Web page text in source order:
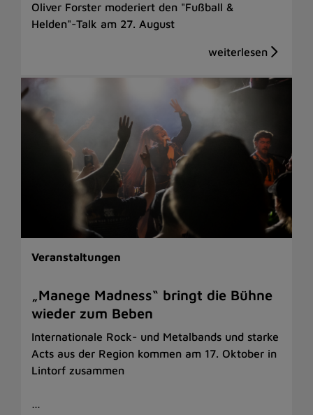
Oliver Forster moderiert den "Fußball &
Helden"-Talk am 27. August
Veranstaltungen
„Manege Madness“ bringt die Bühne
wieder zum Beben
Internationale Rock- und Metalbands und starke
Acts aus der Region kommen am 17. Oktober in
Lintorf zusammen
…